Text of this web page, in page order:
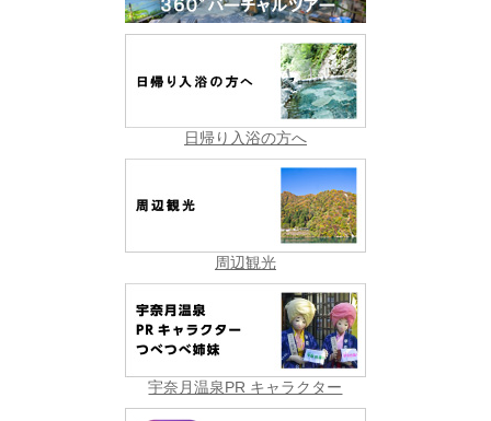
日帰り入浴の方へ
周辺観光
宇奈月温泉PR キャラクター